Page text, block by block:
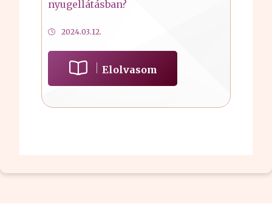
nyugellátásban?
2024.03.12.
Elolvasom